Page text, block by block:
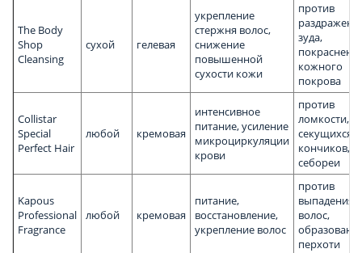
The Body
Shop
Cleansing
сухой гелевая
укрепление
стержня волос,
снижение
повышенной
сухости кожи
против
зуда,
кожного
покрова
Collistar
Special
Perfect Hair
любой кремовая
интенсивное
питание, усиление
микроциркуляции
крови
против
ломкости,
секущихся
кончиков,
себореи
Kapous
Professional
Fragrance
любой кремовая
питание,
восстановление,
укрепление волос
против
выпадения
волос,
перхоти